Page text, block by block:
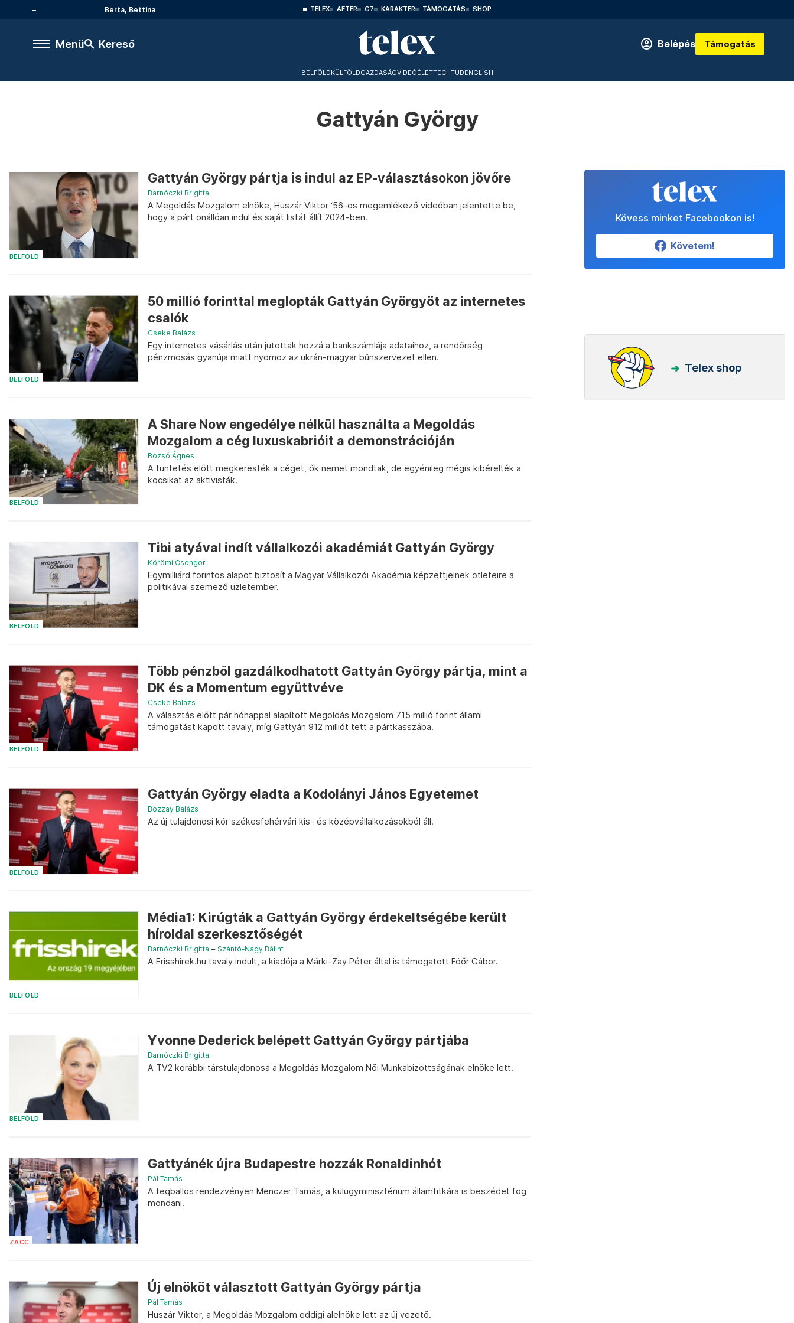
Berta, Bettina TELEX AFTER G7 KARAKTER TÁMOGATÁS SHOP
Menü Kereső Belépés Támogatás
BELFÖLDKÜLFÖLDGAZDASÁGVIDEÓÉLETTECHTUDENGLISH
Gattyán György
BELFÖLD
Gattyán György pártja is indul az EP-választásokon jövőre
Barnóczki Brigitta
A Megoldás Mozgalom elnöke, Huszár Viktor ‘56-os megemlékező videóban jelentette be,
hogy a párt önállóan indul és saját listát állít 2024-ben.
BELFÖLD
50 millió forinttal meglopták Gattyán Györgyöt az internetes
csalók
Cseke Balázs
Egy internetes vásárlás után jutottak hozzá a bankszámlája adataihoz, a rendőrség
pénzmosás gyanúja miatt nyomoz az ukrán-magyar bűnszervezet ellen.
BELFÖLD
A Share Now engedélye nélkül használta a Megoldás
Mozgalom a cég luxuskabrióit a demonstrációján
Bozsó Ágnes
A tüntetés előtt megkeresték a céget, ők nemet mondtak, de egyénileg mégis kibérelték a
kocsikat az aktivisták.
BELFÖLD
Tibi atyával indít vállalkozói akadémiát Gattyán György
Körömi Csongor
Egymilliárd forintos alapot biztosít a Magyar Vállalkozói Akadémia képzettjeinek ötleteire a
politikával szemező üzletember.
BELFÖLD
Több pénzből gazdálkodhatott Gattyán György pártja, mint a
DK és a Momentum együttvéve
Cseke Balázs
A választás előtt pár hónappal alapított Megoldás Mozgalom 715 millió forint állami
támogatást kapott tavaly, míg Gattyán 912 milliót tett a pártkasszába.
BELFÖLD
Gattyán György eladta a Kodolányi János Egyetemet
Bozzay Balázs
Az új tulajdonosi kör székesfehérvári kis- és középvállalkozásokból áll.
BELFÖLD
Média1: Kirúgták a Gattyán György érdekeltségébe került
híroldal szerkesztőségét
Barnóczki Brigitta – Szántó-Nagy Bálint
A Frisshirek.hu tavaly indult, a kiadója a Márki-Zay Péter által is támogatott Föőr Gábor.
BELFÖLD
Yvonne Dederick belépett Gattyán György pártjába
Barnóczki Brigitta
A TV2 korábbi társtulajdonosa a Megoldás Mozgalom Női Munkabizottságának elnöke lett.
ZACC
Gattyánék újra Budapestre hozzák Ronaldinhót
Pál Tamás
A teqballos rendezvényen Menczer Tamás, a külügyminisztérium államtitkára is beszédet fog
mondani.
Új elnököt választott Gattyán György pártja
Pál Tamás
Huszár Viktor, a Megoldás Mozgalom eddigi alelnöke lett az új vezető.
Kövess minket Facebookon is!
Követem!
Telex shop